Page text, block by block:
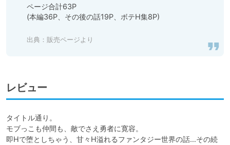
ページ合計63P
(本編36P、その後の話19P、ボテH集8P)
出典： 販売ページより
レビュー
タイトル通り。
モブっこも仲間も、敵でさえ勇者に寛容。
即Hで堕としちゃう、甘々H溢れるファンタジー世界の話…その続